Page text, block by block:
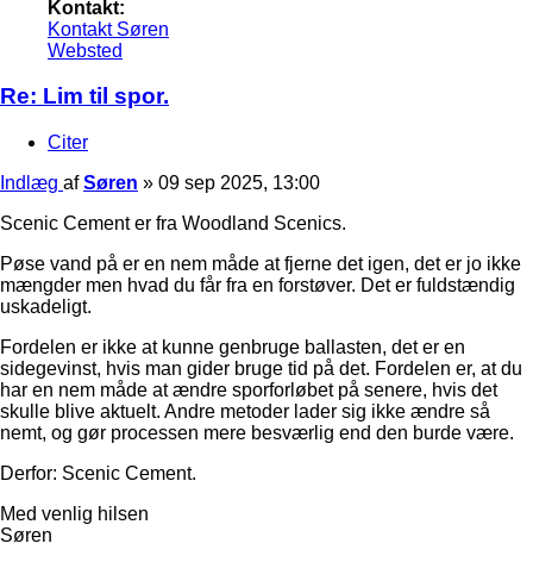
Kontakt:
Kontakt Søren
Websted
Re: Lim til spor.
Citer
Indlæg afSøren » 09 sep 2025, 13:00
Scenic Cement er fra Woodland Scenics.
Pøse vand på er en nem måde at fjerne det igen, det er jo ikke
mængder men hvad du får fra en forstøver. Det er fuldstændig
uskadeligt.
Fordelen er ikke at kunne genbruge ballasten, det er en
sidegevinst, hvis man gider bruge tid på det. Fordelen er, at du
har en nem måde at ændre sporforløbet på senere, hvis det
skulle blive aktuelt. Andre metoder lader sig ikke ændre så
nemt, og gør processen mere besværlig end den burde være.
Derfor: Scenic Cement.
Med venlig hilsen
Søren